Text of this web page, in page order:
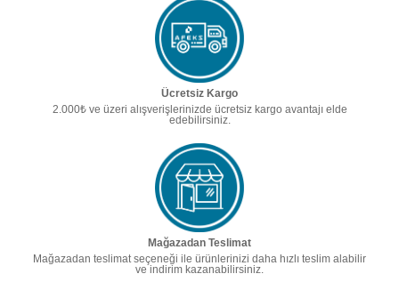
Ücretsiz Kargo
2.000₺ ve üzeri alışverişlerinizde ücretsiz kargo avantajı elde
edebilirsiniz.
Mağazadan Teslimat
Mağazadan teslimat seçeneği ile ürünlerinizi daha hızlı teslim alabilir
ve indirim kazanabilirsiniz.